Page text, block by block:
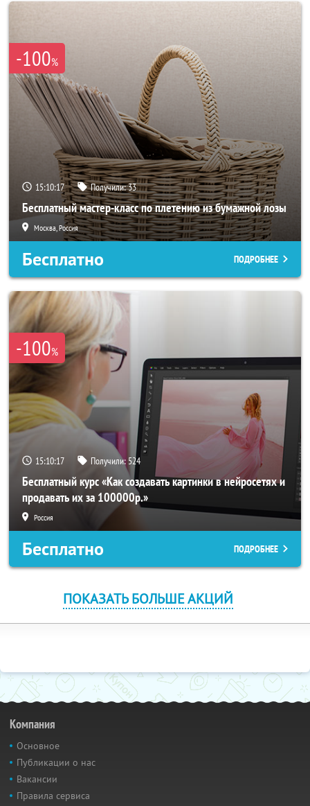
-100%
15:10:17 Получили:33
Бесплатный мастер-класс по плетению из бумажной лозы
Москва, Россия
Бесплатно ПОДРОБНЕЕ
-100%
15:10:17 Получили: 524
Бесплатный курс «Как создавать картинки в нейросетях и
продавать их за 100000р.»
Россия
Бесплатно ПОДРОБНЕЕ
ПОКАЗАТЬ БОЛЬШЕ АКЦИЙ
Компания
Основное
Публикации о нас
Вакансии
Правила сервиса